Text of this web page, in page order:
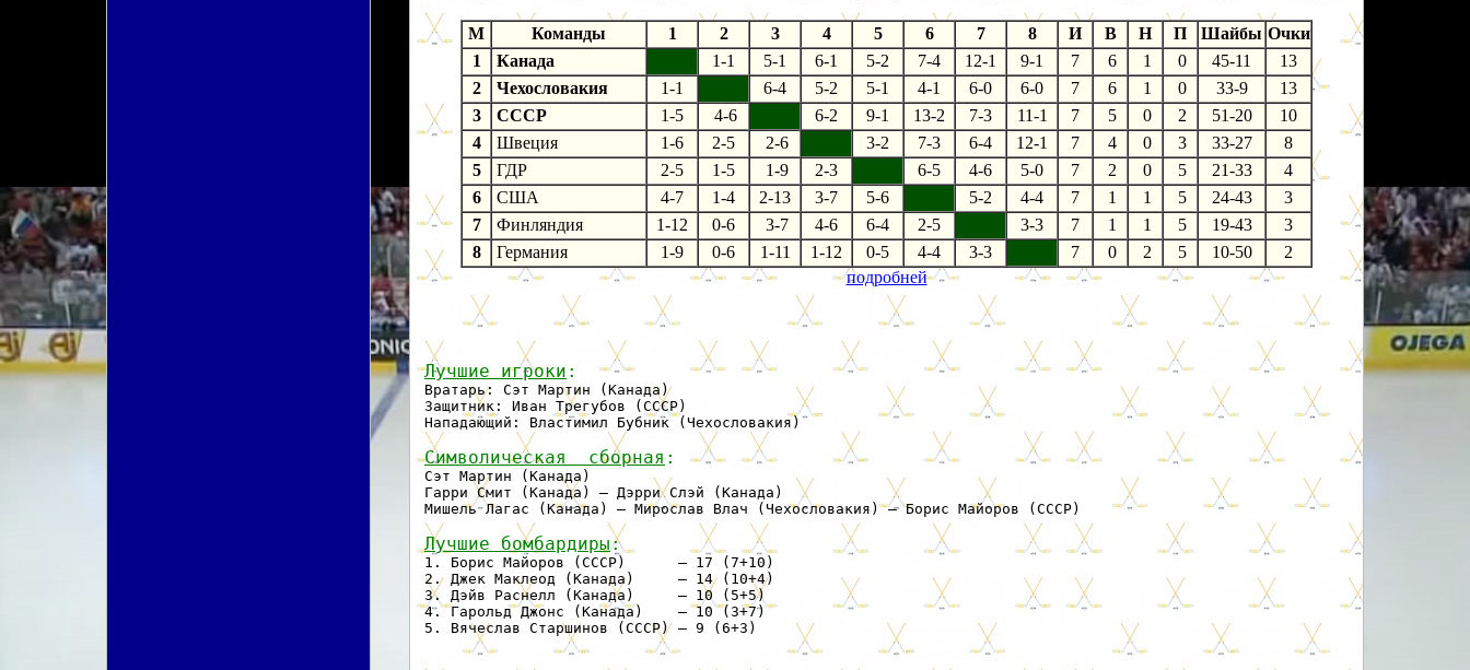
M Команды 1 2 3 4 5 6 7 8 И В Н П Шайбы Очки
1
Канада 1-1 5-1 6-1 5-2 7-4 12-1 9-1 7 6 1 0 45-11
13
2
Чехословакия 1-1 6-4 5-2 5-1 4-1 6-0 6-0 7 6 1 0 33-9
13
3
СССР 1-5 4-6 6-2 9-1 13-2 7-3 11-1 7 5 0 2 51-20
10
4
Швеция 1-6 2-5 2-6 3-2 7-3 6-4 12-1 7 4 0 3 33-27
8
5
ГДР 2-5 1-5 1-9 2-3 6-5 4-6 5-0 7 2 0 5 21-33
4
6
США 4-7 1-4 2-13 3-7 5-6 5-2 4-4 7 1 1 5 24-43
3
7
Финляндия 1-12 0-6 3-7 4-6 6-4 2-5 3-3 7 1 1 5 19-43
3
8
Германия 1-9 0-6 1-11 1-12 0-5 4-4 3-3 7 0 2 5 10-50
2
подробней
Лучшие игроки :
Вратарь: Сэт Мартин (Канада)
Защитник: Иван Трегубов (СССР)
Нападающий: Властимил Бубник (Чехословакия)
Символическая  сборная :
Сэт Мартин (Канада)
Гарри Смит (Канада) — Дэрри Слэй (Канада)
Мишель Лагас (Канада) — Мирослав Влач (Чехословакия) — Борис Майоров (СССР)
Лучшие бомбардиры:
1. Борис Майоров (СССР)      — 17 (7+10)
2. Джек Маклеод (Канада)     — 14 (10+4)
3. Дэйв Раснелл (Канада)     — 10 (5+5)
4. Гарольд Джонс (Канада)    — 10 (3+7)